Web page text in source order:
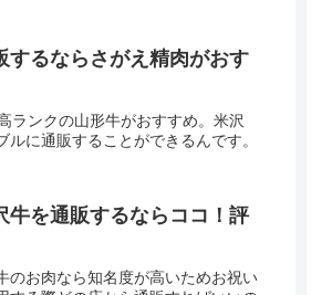
するならさがえ精肉がおす
ランクの山形牛がおすすめ。米沢
に通販することができるんです。
牛を通販するならココ！評
のお肉なら知名度が高いためお祝い